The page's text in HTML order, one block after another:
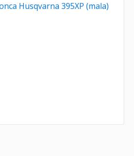
Husqvarna 395XP (mala)